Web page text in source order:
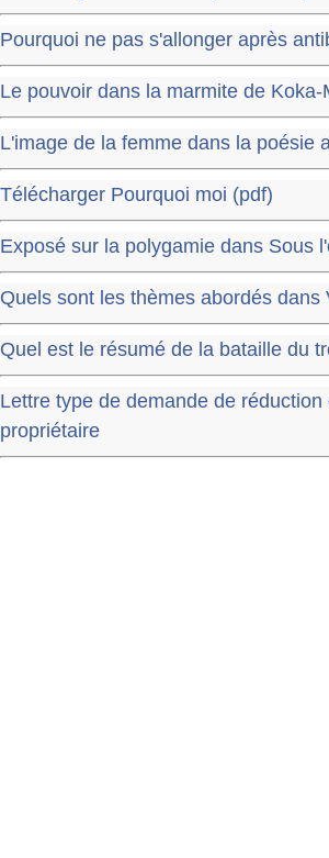
Pourquoi ne pas s'allonger après
Le pouvoir dans la marmite de Koka-
L'image de la femme dans la poésie
Télécharger Pourquoi moi (pdf)
Exposé sur la polygamie dans Sous
Quels sont les thèmes abordés dans
Quel est le résumé de la bataille du
Lettre type de demande de réduction
propriétaire